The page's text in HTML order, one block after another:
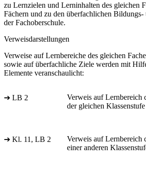
zu Lernzielen und Lerninhalten des gleichen
Fächern und zu den überfachlichen Bildungs-
der Fachoberschule.
Verweisdarstellungen
Verweise auf Lernbereiche des gleichen
sowie auf überfachliche Ziele werden mit
Elemente veranschaulicht:
➔ LB 2
Verweis auf Lernbereich
der gleichen Klassenstufe
➔ Kl. 11, LB 2
Verweis auf Lernbereich
einer anderen